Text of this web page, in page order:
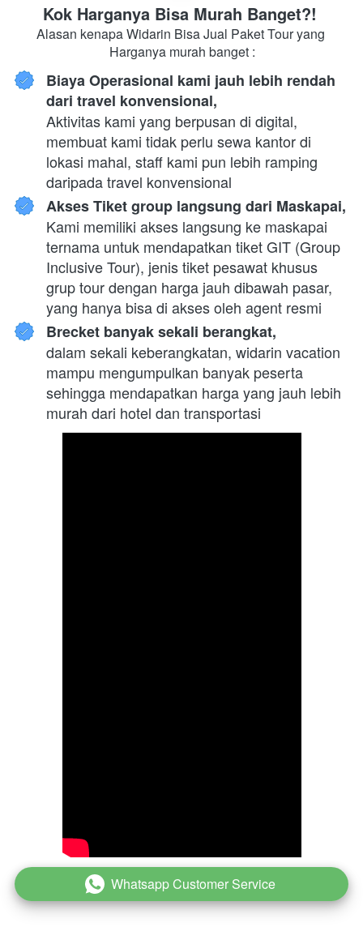
Kok Harganya Bisa Murah Banget?!
Alasan kenapa Widarin Bisa Jual Paket Tour yang
Harganya murah banget :
Biaya Operasional kami jauh lebih rendah
dari travel konvensional,
Aktivitas kami yang berpusan di digital,
membuat kami tidak perlu sewa kantor di
lokasi mahal, staff kami pun lebih ramping
daripada travel konvensional
Akses Tiket group langsung dari Maskapai,
Kami memiliki akses langsung ke maskapai
ternama untuk mendapatkan tiket GIT (Group
Inclusive Tour), jenis tiket pesawat khusus
grup tour dengan harga jauh dibawah pasar,
yang hanya bisa di akses oleh agent resmi
Brecket banyak sekali berangkat,
dalam sekali keberangkatan, widarin vacation
mampu mengumpulkan banyak peserta
sehingga mendapatkan harga yang jauh lebih
murah dari hotel dan transportasi
` Whatsapp Customer Service